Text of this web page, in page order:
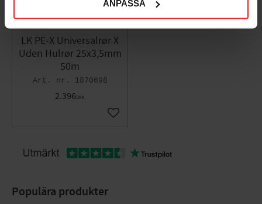
ANPASSA
UL-mærket: Nej
LK PE-X Universalrør X
Uden Hulrør 25x3,5mm
50m
1870698
2.396DKK
Gem som favorit
Populära produkter